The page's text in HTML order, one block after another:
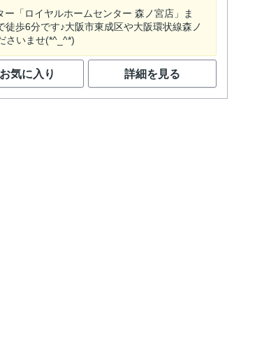
「ロイヤルホームセンター 森ノ宮店」ま
歩6分です♪大阪市東成区や大阪環状線森ノ
さいませ(*^_^*)
お気に入り 詳細を見る